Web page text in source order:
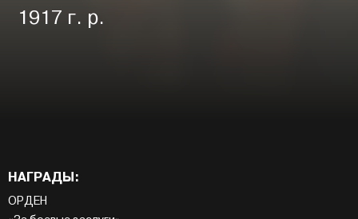
1917 г. р.
НАГРАДЫ:
ОРДЕН